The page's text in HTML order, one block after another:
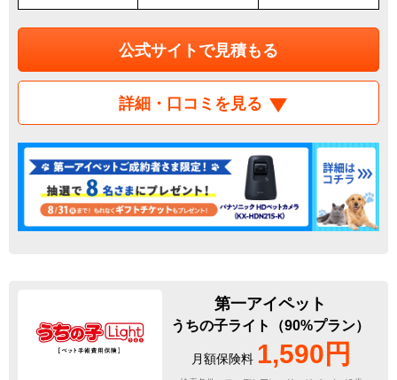
公式サイトで見積もる
詳細・口コミを見る
第一アイペット
うちの子ライト（90%プラン）
月額保険料 1,590円